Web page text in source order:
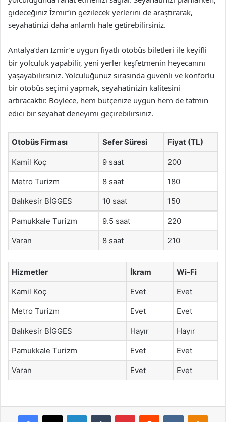
gideceğiniz İzmir’in gezilecek yerlerini de araştırarak,
seyahatinizi daha anlamlı hale getirebilirsiniz.
Antalya’dan İzmir’e uygun fiyatlı otobüs biletleri ile keyifli
bir yolculuk yapabilir, yeni yerler keşfetmenin heyecanını
yaşayabilirsiniz. Yolculuğunuz sırasında güvenli ve konforlu
bir otobüs seçimi yapmak, seyahatinizin kalitesini
artıracaktır. Böylece, hem bütçenize uygun hem de tatmin
edici bir seyahat deneyimi geçirebilirsiniz.
Otobüs Firması Sefer Süresi Fiyat (TL)
Kamil Koç 9 saat 200
Metro Turizm 8 saat 180
Balıkesir BİGGES 10 saat 150
Pamukkale Turizm 9.5 saat 220
Varan 8 saat 210
Hizmetler İkram Wi-Fi
Kamil Koç Evet Evet
Metro Turizm Evet Evet
Balıkesir BİGGES Hayır Hayır
Pamukkale Turizm Evet Evet
Varan Evet Evet
Facebook
X LinkedInTumblr PinterestReddit VKontakte